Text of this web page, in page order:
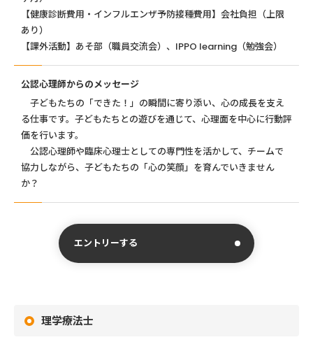
【健康診断費用・インフルエンザ予防接種費用】会社負担（上限
あり）
【課外活動】あそ部（職員交流会）、IPPO learning（勉強会）
公認心理師からのメッセージ
子どもたちの「できた！」の瞬間に寄り添い、心の成長を支え
る仕事です。子どもたちとの遊びを通じて、心理面を中心に行動評
価を行います。
公認心理師や臨床心理士としての専門性を活かして、チームで
協力しながら、子どもたちの「心の笑顔」を育んでいきません
か？
エントリーする
理学療法士